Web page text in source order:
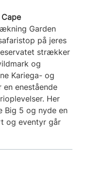
Garden
på jeres
strækker
og
Kariega- og
en enestående
Her
Big 5 og nyde en
og eventyr går